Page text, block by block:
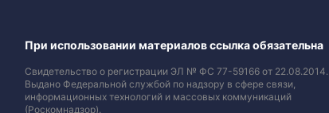
При использовании материалов ссылка обязательна
Свидетельство о регистрации ЭЛ № ФС 77-59166 от 22.08.2014.
Выдано Федеральной службой по надзору в сфере связи,
информационных технологий и массовых коммуникаций
(Роскомнадзор).